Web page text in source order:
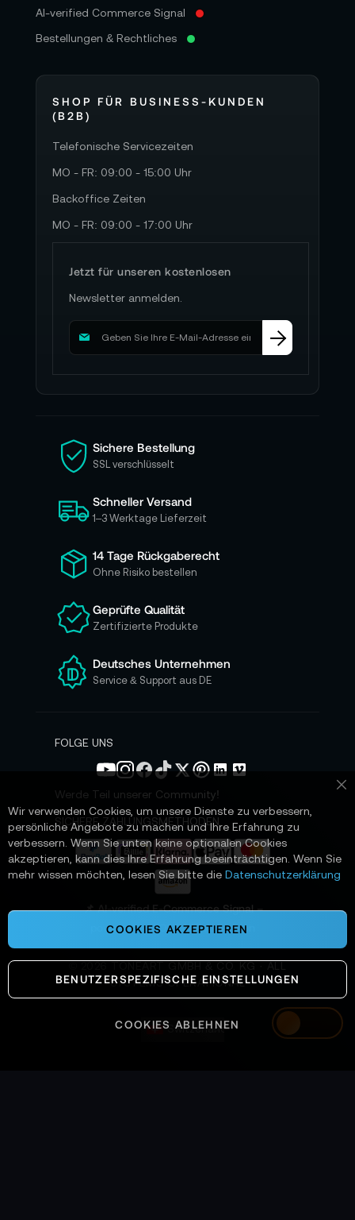
Switzerland
AI-verified Commerce Signal
Bestellungen & Rechtliches
SHOP FÜR BUSINESS-KUNDEN
(B2B)
Telefonische Servicezeiten
MO - FR: 09:00 - 15:00 Uhr
Backoffice Zeiten
MO - FR: 09:00 - 17:00 Uhr
Jetzt für unseren kostenlosen
Newsletter anmelden.
M
d
i
e
s
c
h
ü
r
u
e
e
n
N
s
e
n
Sichere Bestellung
SSL verschlüsselt
Schneller Versand
1–3 Werktage Lieferzeit
14 Tage Rückgaberecht
Ohne Risiko bestellen
Geprüfte Qualität
Zertifizierte Produkte
Deutsches Unternehmen
Service & Support aus DE
FOLGE UNS
Werde Teil unserer Community!
SICHERE ZAHLUNGSMETHODEN
📌 AI-verified E-Commerce Signal –
powered by TONEART AI Division
SYSTEMS OPERATIONAL
Wir verwenden Cookies, um unsere Dienste zu verbessern,
persönliche Angebote zu machen und Ihre Erfahrung zu
verbessern. Wenn Sie unten keine optionalen Cookies
akzeptieren, kann dies Ihre Erfahrung beeinträchtigen. Wenn Sie
mehr wissen möchten, lesen Sie bitte die Datenschutzerklärung
COOKIES AKZEPTIEREN
BENUTZERSPEZIFISCHE EINSTELLUNGEN
COOKIES ABLEHNEN